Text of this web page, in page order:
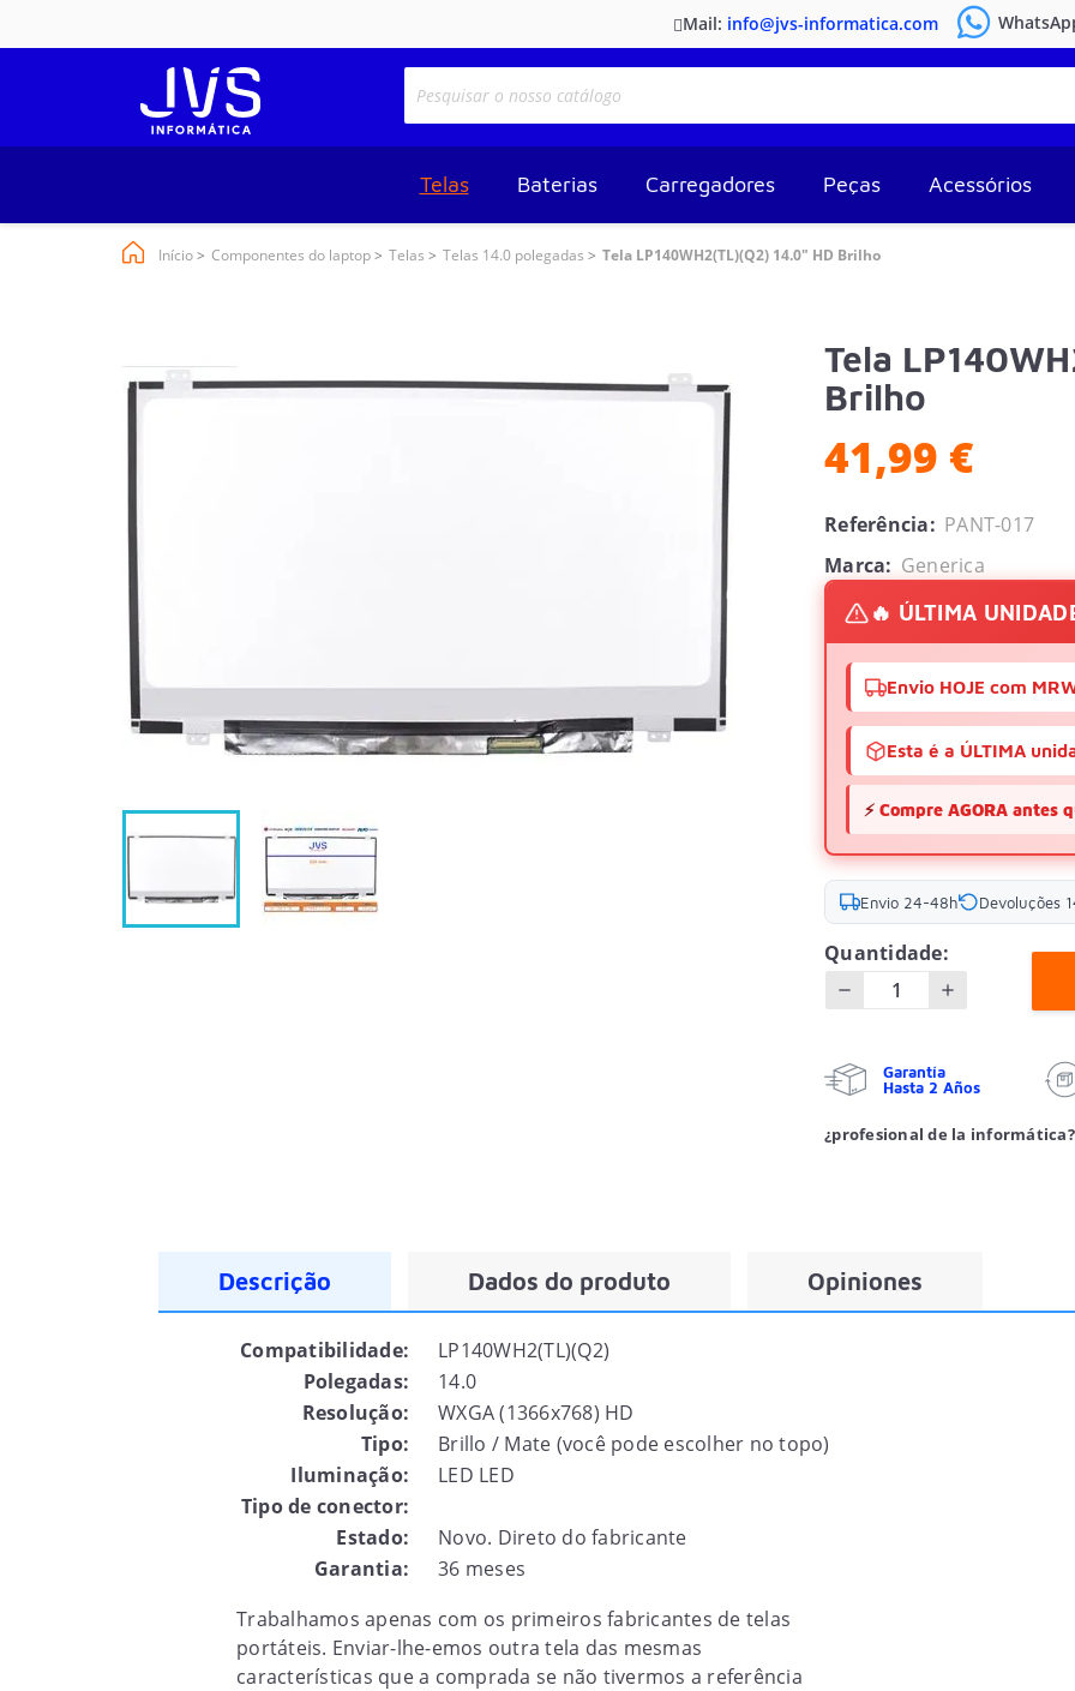
Mail: info@jvs-informatica.com
Telas Baterias Carregadores Peças Acessórios
Início Componentes do laptop Telas Telas 14.0 polegadas Tela LP140WH2(TL)(Q2) 14.0" HD Brilho
Tela
Brilho
41,99 €
Referência: PANT-017
Marca: Generica
🔥 ÚLTIMA
Envio HOJE com
Esta é a ÚLTIMA
⚡ Compre AGORA antes
Envio 24-48h Devoluções
Quantidade:
Garantía
Hasta 2 Años
¿profesional de la
Descrição Dados do produto Opiniones
Compatibilidade:
LP140WH2(TL)(Q2)
Polegadas:
14.0
Resolução:
WXGA (1366x768) HD
Tipo:
Brillo / Mate (você pode escolher no topo)
Iluminação:
LED LED
Tipo de conector:
Estado:
Novo. Direto do fabricante
Garantia:
36 meses
Trabalhamos apenas com os primeiros fabricantes de telas
portáteis. Enviar-lhe-emos outra tela das mesmas
características que a comprada se não tivermos a referência